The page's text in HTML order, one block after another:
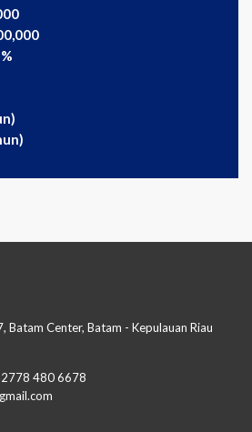
Batam Center, Batam - Kepulauan Riau
480 6678